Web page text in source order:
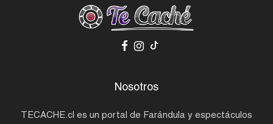
Nosotros
TECACHE.cl es un portal de Farándula y espectáculos